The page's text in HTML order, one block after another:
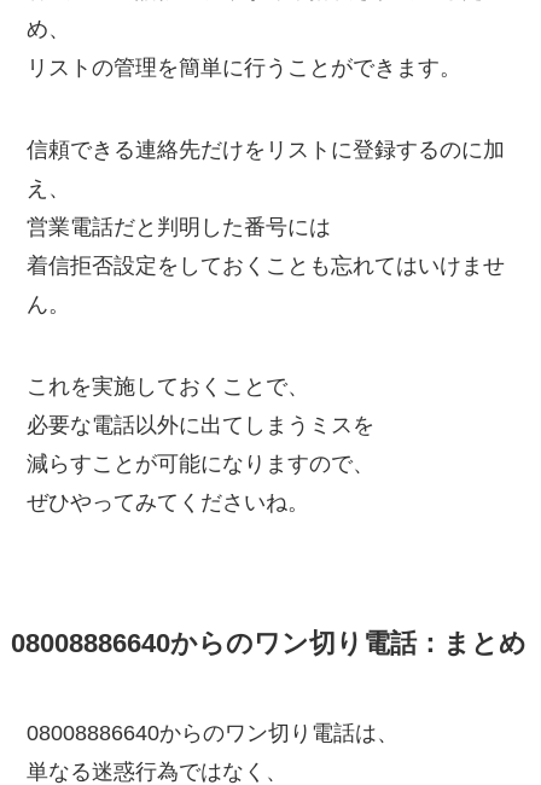
め、
リストの管理を簡単に行うことができます。
信頼できる連絡先だけをリストに登録するのに加
え、
営業電話だと判明した番号には
着信拒否設定をしておくことも忘れてはいけませ
ん。
これを実施しておくことで、
必要な電話以外に出てしまうミスを
減らすことが可能になりますので、
ぜひやってみてくださいね。
08008886640からのワン切り電話：まとめ
08008886640からのワン切り電話は、
単なる迷惑行為ではなく、